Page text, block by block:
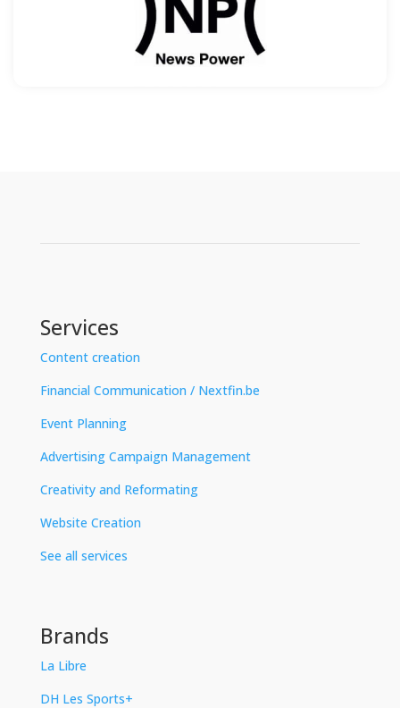
Services
Content creation
Financial Communication / Nextfin.be
Event Planning
Advertising Campaign Management
Creativity and Reformating
Website Creation
See all services
Brands
La Libre
DH Les Sports+